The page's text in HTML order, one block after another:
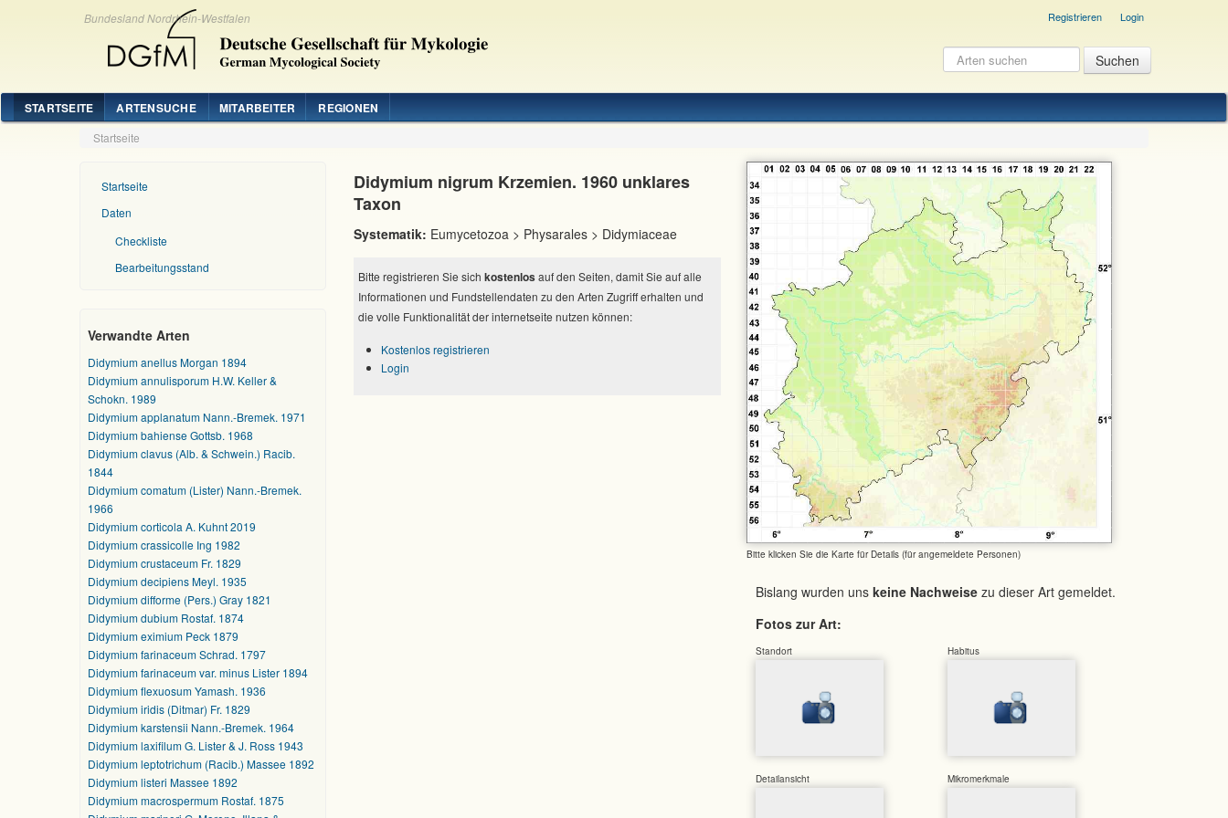
Bundesland Nordrhein-Westfalen Registrieren Login
STARTSEITE ARTENSUCHE MITARBEITER REGIONEN
Startseite
Startseite
Daten
Checkliste
Bearbeitungsstand
Verwandte Arten
Didymium anellus Morgan 1894
Didymium annulisporum H.W. Keller &
Schokn. 1989
Didymium applanatum Nann.-Bremek. 1971
Didymium bahiense Gottsb. 1968
Didymium clavus (Alb. & Schwein.) Racib.
1844
Didymium comatum (Lister) Nann.-Bremek.
1966
Didymium corticola A. Kuhnt 2019
Didymium crassicolle Ing 1982
Didymium crustaceum Fr. 1829
Didymium decipiens Meyl. 1935
Didymium difforme (Pers.) Gray 1821
Didymium dubium Rostaf. 1874
Didymium eximium Peck 1879
Didymium farinaceum Schrad. 1797
Didymium farinaceum var. minus Lister 1894
Didymium flexuosum Yamash. 1936
Didymium iridis (Ditmar) Fr. 1829
Didymium karstensii Nann.-Bremek. 1964
Didymium laxifilum G. Lister & J. Ross 1943
Didymium leptotrichum (Racib.) Massee 1892
Didymium listeri Massee 1892
Didymium macrospermum Rostaf. 1875
Bitte klicken Sie die Karte für Details (für angemeldete Personen)
Bislang wurden uns keine Nachweise zu dieser Art gemeldet.
Fotos zur Art:
Standort Habitus
Detailansicht Mikromerkmale
Didymium nigrum Krzemien. 1960 unklares
Taxon
Systematik: Eumycetozoa > Physarales > Didymiaceae
Bitte registrieren Sie sich kostenlos auf den Seiten, damit Sie auf alle
Informationen und Fundstellendaten zu den Arten Zugriff erhalten und
die volle Funktionalität der internetseite nutzen können:
Kostenlos registrieren
Login